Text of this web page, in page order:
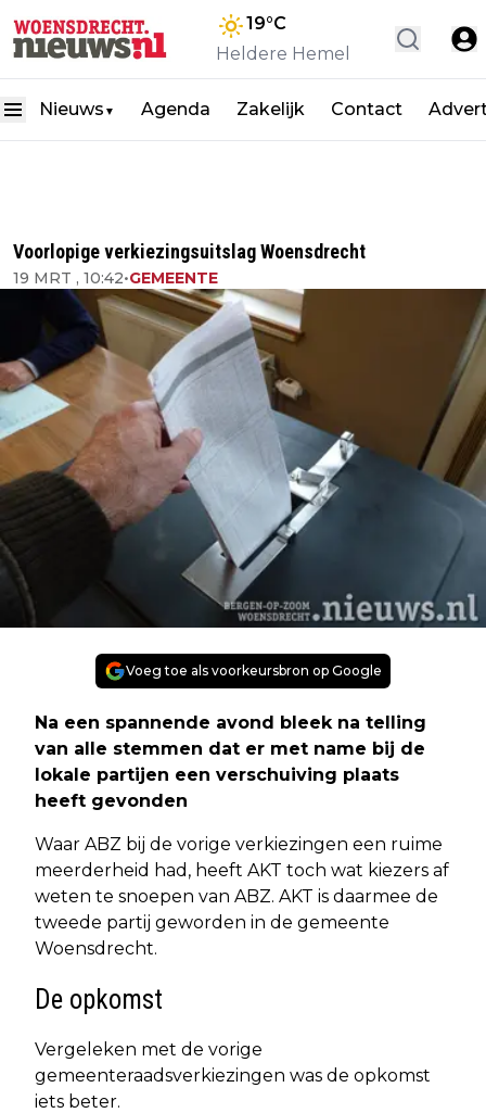
19°C
Heldere Hemel
Nieuws ▼ Agenda Zakelijk Contact
Voorlopige verkiezingsuitslag Woensdrecht
19 MRT , 10:42•GEMEENTE
Voeg toe als voorkeursbron op Google
Na een spannende avond bleek na telling
van alle stemmen dat er met name bij de
lokale partijen een verschuiving plaats
heeft gevonden
Waar ABZ bij de vorige verkiezingen een ruime
meerderheid had, heeft AKT toch wat kiezers af
weten te snoepen van ABZ. AKT is daarmee de
tweede partij geworden in de gemeente
Woensdrecht.
De opkomst
Vergeleken met de vorige
gemeenteraadsverkiezingen was de opkomst
iets beter.